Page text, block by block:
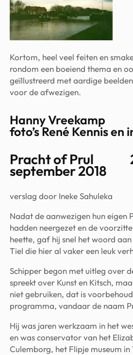
Kortom, heel veel feiten en
rondom een boeiend thema en
geïllustreerd met aardige
voor de afwezigen.
Hanny Vreekamp
foto’s René Kennis en
Pracht of Prul
september 2018
verslag door Ineke Sahuleka
Nadat de aanwezigen hun eigen
hadden neergezet en de
heette, gaf hij snel het woord
Tiel die hier al vaker een leuk
Schipper begon met uitleg over
spreekt over Kunst en Kitsch,
niet gebruiken, dat is
programma, vandaar de naam
Hij was jaren werkzaam in het
en was conservator van het
Culemborg, het Flipje museum